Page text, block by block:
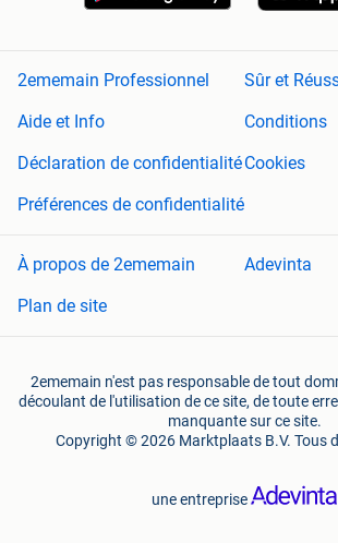
2ememain Professionnel
Sûr et
Aide et Info
Conditions
Déclaration de confidentialitéCookies
Préférences de confidentialité
À propos de 2ememain
Adevinta
Plan de site
2ememain n'est pas responsable de tout
découlant de l'utilisation de ce site, de toute
manquante sur ce site.
Copyright © 2026 Marktplaats B.V. Tous
une entreprise